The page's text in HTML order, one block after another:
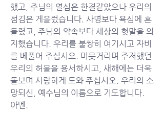
했고, 주님의 열심은 한결같았으나 우리의
섬김은 게을렀습니다. 사명보다 욕심에 흔
들렸고, 주님의 약속보다 세상의 헛말을 의
지했습니다. 우리를 불쌍히 여기시고 자비
를 베풀어 주십시오. 머뭇거리며 주저했던
우리의 허물을 용서하시고, 새해에는 더욱
돌보며 사랑하게 도와 주십시오. 우리의 소
망되신, 예수님의 이름으로 기도합니다.
아멘.